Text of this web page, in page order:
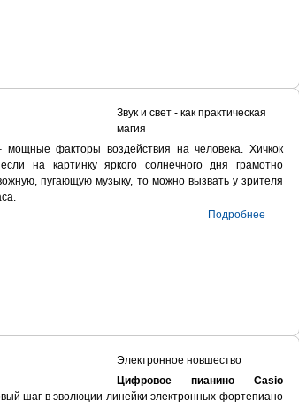
Звук и свет - как практическая
магия
мощные факторы воздействия на человека. Хичкок
на картинку яркого солнечного дня грамотно
пугающую музыку, то можно вызвать у зрителя
Подробнее
Электронное новшество
Цифровое пианино Casio
шаг в эволюции линейки электронных фортепиано